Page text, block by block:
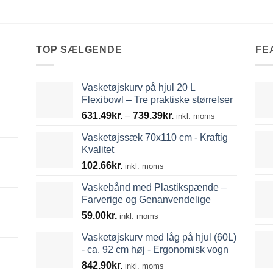
TOP SÆLGENDE
Vasketøjskurv på hjul 20 L
Flexibowl – Tre praktiske størrelser
631.49kr. – 739.39kr. Prisinterval:
til
inkl. moms
Vasketøjssæk 70x110 cm - Kraftig
Kvalitet
102.66kr. inkl. moms
Vaskebånd med Plastikspænde –
Farverige og Genanvendelige
59.00kr. inkl. moms
Vasketøjskurv med låg på hjul (60L)
- ca. 92 cm høj - Ergonomisk vogn
842.90kr. inkl. moms